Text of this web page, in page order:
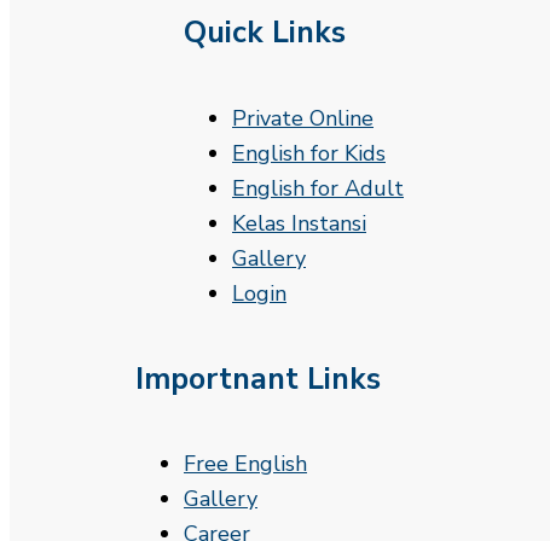
Quick Links
Private Online
English for Kids
English for Adult
Kelas Instansi
Gallery
Login
Importnant Links
Free English
Gallery
Career